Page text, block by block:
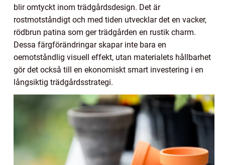
blir omtyckt inom trädgårdsdesign. Det är
rostmotståndigt och med tiden utvecklar det en vacker,
rödbrun patina som ger trädgården en rustik charm.
Dessa färgförändringar skapar inte bara en
oemotståndlig visuell effekt, utan materialets hållbarhet
gör det också till en ekonomiskt smart investering i en
långsiktig trädgårdsstrategi.